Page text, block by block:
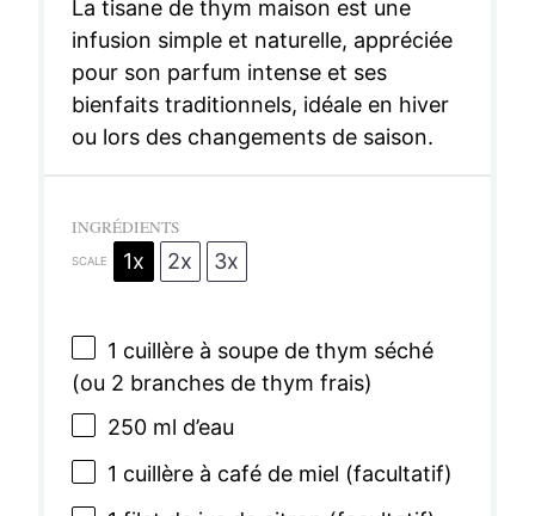
La tisane de thym maison est une
infusion simple et naturelle, appréciée
pour son parfum intense et ses
bienfaits traditionnels, idéale en hiver
ou lors des changements de saison.
INGRÉDIENTS
SCALE 1x 2x 3x
1 cuillère à soupe de thym séché
(ou 2 branches de thym frais)
250ml d’eau
1 cuillère à café de miel (facultatif)